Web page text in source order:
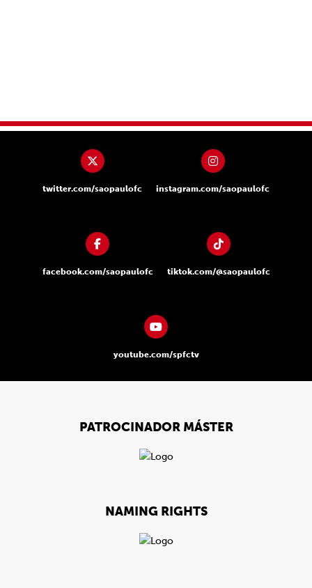
twitter.com/saopaulofc instagram.com/saopaulofc
facebook.com/saopaulofc tiktok.com/@saopaulofc
youtube.com/spfctv
PATROCINADOR MÁSTER
NAMING RIGHTS